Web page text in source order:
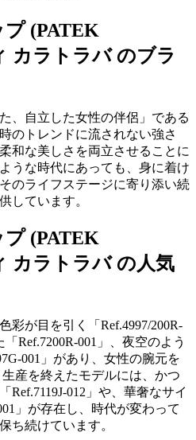
(PATEK
カラトラバ のブラ
、自立した女性の伴侶」である
のトレンドに流されない強さ
和な美しさを両立させることに
うな時代にあっても、身に着け
のライフステージに寄り添い続
しています。
(PATEK
カラトラバ の人気
彩が目を引く「Ref.4997/200R-
Ref.7200R-001」、夜空のよう
001」があり、女性の腕元を
産を終えたモデルには、かつ
Ref.7119J-012」や、華奢なサイ
」が存在し、時代が変わって
ち続けています。